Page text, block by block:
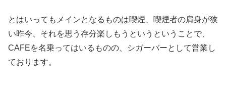
とはいってもメインとなるものは喫煙、喫煙者の肩身が狭
い昨今、それを思う存分楽しもうというということで、
CAFEを名乗ってはいるものの、シガーバーとして営業し
ております。